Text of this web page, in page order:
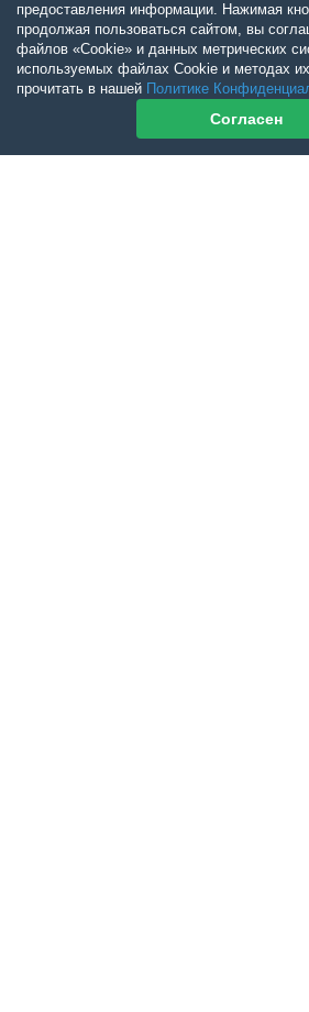
предоставления информации. Нажимая
продолжая пользоваться сайтом, вы
файлов «Cookie» и данных метрических
используемых файлах Cookie и методах
прочитать в нашей Политике
Согласен